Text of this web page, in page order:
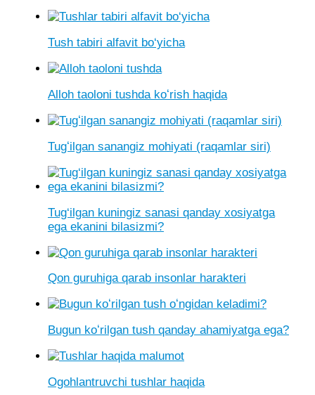
Tush tabiri alfavit bo‘yicha
Alloh taoloni tushda koʻrish haqida
Tugʻilgan sanangiz mohiyati (raqamlar siri)
Tug‘ilgan kuningiz sanasi qanday xosiyatga
ega ekanini bilasizmi?
Qon guruhiga qarab insonlar harakteri
Bugun koʻrilgan tush qanday ahamiyatga ega?
Ogohlantruvchi tushlar haqida